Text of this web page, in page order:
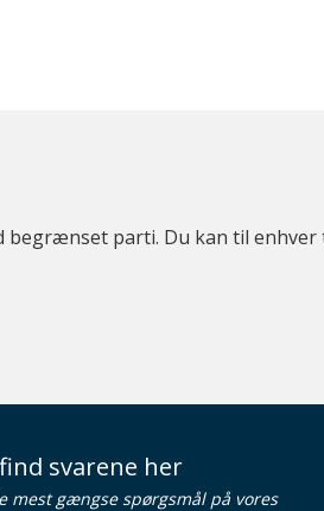
begrænset parti. Du kan til enhver
svarene her
mest gængse spørgsmål på vores